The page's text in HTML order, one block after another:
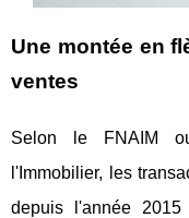
Une montée en
ventes
Selon le FNAIM
l'Immobilier, les
depuis l'année